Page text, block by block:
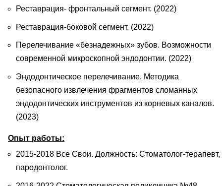
Реставрация- фронтальный сегмент. (2022)
Реставрация-боковой сегмент. (2022)
Перелечивание «безнадежных» зубов. Возможности
современной микроскопной эндодонтии. (2022)
Эндодонтическое перелечивание. Методика
безопасного извлечения фрагментов сломанных
эндодонтических инструментов из корневых каналов.
(2023)
Опыт работы:
2015-2018 Все Свои. Должность: Стоматолог-терапевт,
пародонтолог.